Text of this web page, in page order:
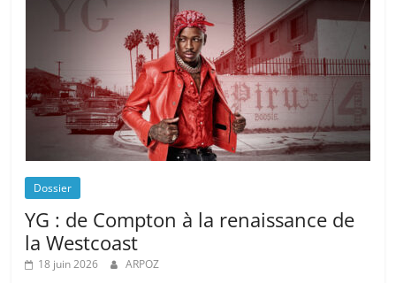
Dossier
YG : de Compton à la renaissance de
la Westcoast
18 juin 2026 ARPOZ